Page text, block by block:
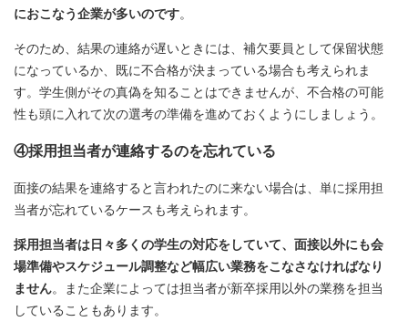
におこなう企業が多いのです。
そのため、結果の連絡が遅いときには、補欠要員として保留状態
になっているか、既に不合格が決まっている場合も考えられま
す。学生側がその真偽を知ることはできませんが、不合格の可能
性も頭に入れて次の選考の準備を進めておくようにしましょう。
④採用担当者が連絡するのを忘れている
面接の結果を連絡すると言われたのに来ない場合は、単に採用担
当者が忘れているケースも考えられます。
採用担当者は日々多くの学生の対応をしていて、面接以外にも会
場準備やスケジュール調整など幅広い業務をこなさなければなり
ません。また企業によっては担当者が新卒採用以外の業務を担当
していることもあります。